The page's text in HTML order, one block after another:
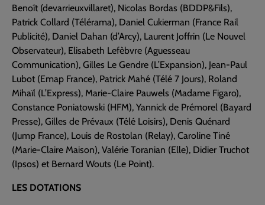
Benoît (devarrieuxvillaret), Nicolas Bordas (BDDP&Fils),
Patrick Collard (Télérama), Daniel Cukierman (France Rail
Publicité), Daniel Dahan (d’Arcy), Laurent Joffrin (Le Nouvel
Observateur), Elisabeth Lefèbvre (Aguesseau
Communication), Gilles Le Gendre (L’Expansion), Jean-Paul
Lubot (Emap France), Patrick Mahé (Télé 7 Jours), Roland
Mihaïl (L’Express), Marie-Claire Pauwels (Madame Figaro),
Constance Poniatowski (HFM), Yannick de Prémorel (Bayard
Presse), Gilles de Prévaux (Télé Loisirs), Denis Quénard
(Jump France), Louis de Rostolan (Relay), Caroline Tiné
(Marie-Claire Maison), Valérie Toranian (Elle), Didier Truchot
(Ipsos) et Bernard Wouts (Le Point).
LES DOTATIONS